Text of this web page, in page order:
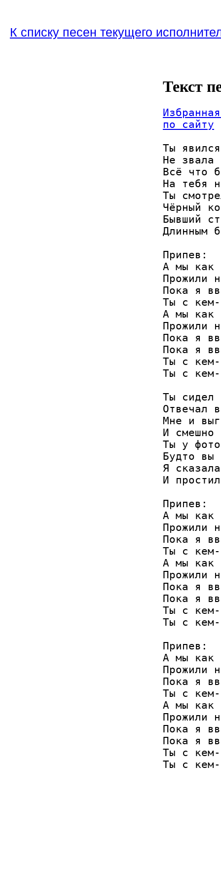
К списку песен текущего
Текст
по сайту
Ты
Не
Всё что
На тебя
Ты
Чёрный
Бывший
Длинным
Припев:
А мы как
Прожили
Пока я
Ты с
А мы как
Прожили
Пока я
Пока я
Ты с
Ты с
Ты сидел
Отвечал
Мне и
И
Ты у
Будто
Я
И
Припев:
А мы как
Прожили
Пока я
Ты с
А мы как
Прожили
Пока я
Пока я
Ты с
Ты с
Припев:
А мы как
Прожили
Пока я
Ты с
А мы как
Прожили
Пока я
Пока я
Ты с